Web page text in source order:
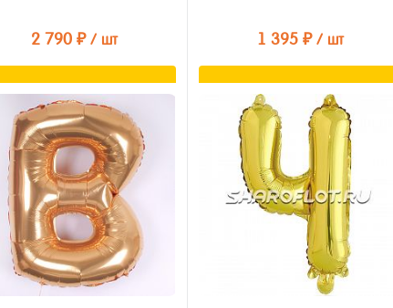
2 790 ₽ / шт
В корзину
Купить в 1 клик
В избранное
В наличии
1 395 ₽ / шт
В корзину
Купить в 1 клик
В избранное
В наличии